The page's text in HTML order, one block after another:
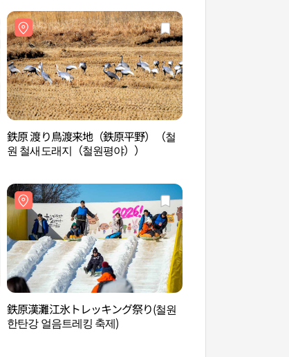
鉄原 渡り鳥渡来地（鉄原平野）（철
원 철새도래지（철원평야））
鉄原漢灘江氷トレッキング祭り(철원
한탄강 얼음트레킹 축제)